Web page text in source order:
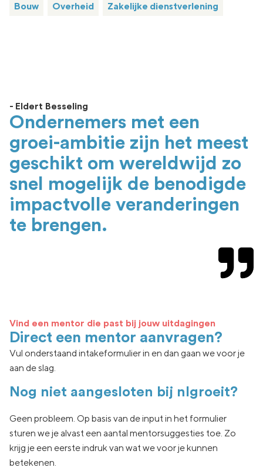
Bouw Overheid Zakelijke dienstverlening
- Eldert Besseling
Ondernemers met een
groei-ambitie zijn het meest
geschikt om wereldwijd zo
snel mogelijk de benodigde
impactvolle veranderingen
te brengen.
Vind een mentor die past bij jouw uitdagingen
Direct een mentor aanvragen?
Vul onderstaand intakeformulier in en dan gaan we voor je
aan de slag.
Nog niet aangesloten bij nlgroeit?
Geen probleem. Op basis van de input in het formulier
sturen we je alvast een aantal mentorsuggesties toe. Zo
krijg je een eerste indruk van watwe voor je kunnen
betekenen.